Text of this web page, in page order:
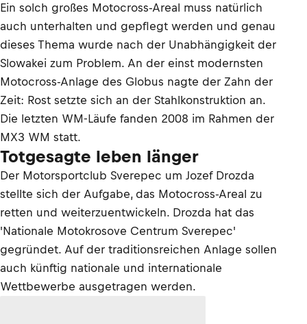
Ein solch großes Motocross-Areal muss natürlich
auch unterhalten und gepflegt werden und genau
dieses Thema wurde nach der Unabhängigkeit der
Slowakei zum Problem. An der einst modernsten
Motocross-Anlage des Globus nagte der Zahn der
Zeit: Rost setzte sich an der Stahlkonstruktion an.
Die letzten WM-Läufe fanden 2008 im Rahmen der
MX3 WM statt.
Totgesagte leben länger
Der Motorsportclub Sverepec um Jozef Drozda
stellte sich der Aufgabe, das Motocross-Areal zu
retten und weiterzuentwickeln. Drozda hat das
'Nationale Motokrosove Centrum Sverepec'
gegründet. Auf der traditionsreichen Anlage sollen
auch künftig nationale und internationale
Wettbewerbe ausgetragen werden.